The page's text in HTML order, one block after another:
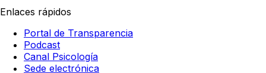
Enlaces rápidos
Portal de Transparencia
Podcast
Canal Psicología
Sede electrónica